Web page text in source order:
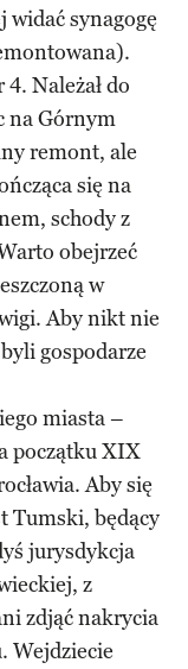
synagogę
Należał do
na Górnym
remont, ale
się na
schody z
obejrzeć
w
Aby nikt nie
gospodarze
miasta –
początku XIX
Aby się
Tumski, będący
jurysdykcja
z
zdjąć nakrycia
Wejdziecie